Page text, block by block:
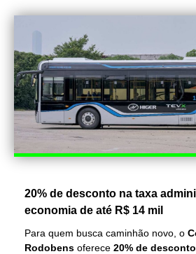
20% de desconto na taxa
economia de até R$ 14 mil
Para quem busca caminhão novo, o
Rodobens oferece 20% de